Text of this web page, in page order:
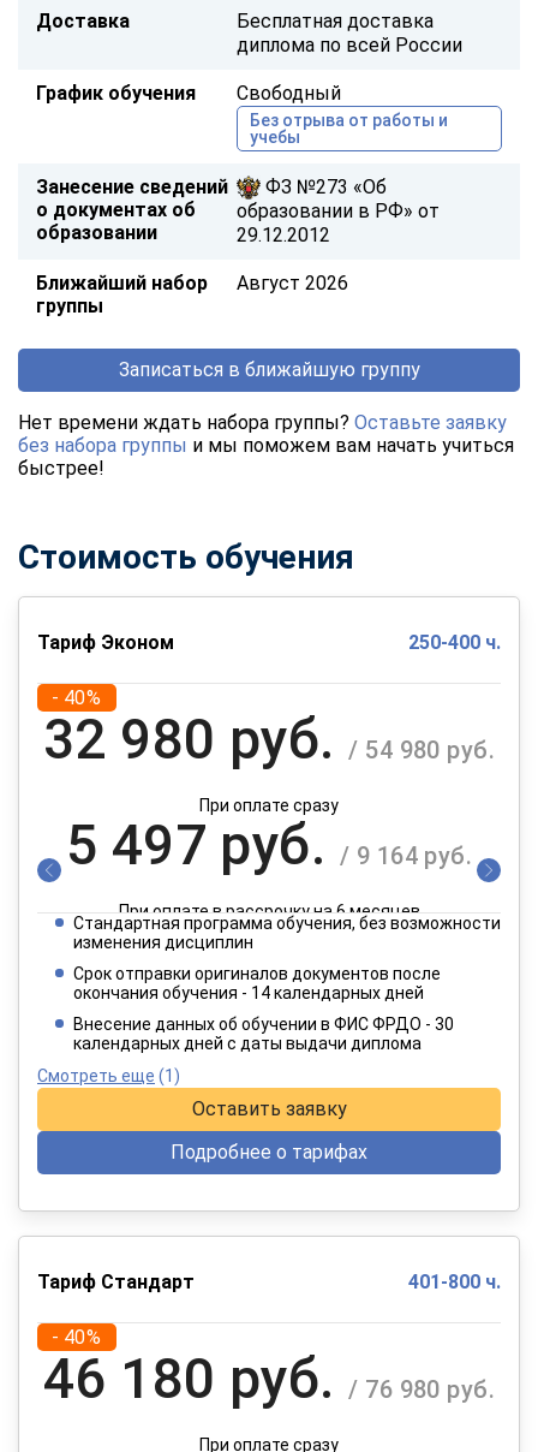
Доставка
Бесплатная доставка
диплома по всей России
График обучения Свободный
Без отрыва от работы и
учебы
Занесение сведений
о документах об
образовании
ФЗ №273 «Об
образовании в РФ» от
29.12.2012
Ближайший набор
группы
Август 2026
Записаться в ближайшую группу
Нет времени ждать набора группы? Оставьте заявку
без набора группы и мы поможем вам начать учиться
быстрее!
Стоимость обучения
Тариф Эконом 250-400 ч.
- 40%
32 980 руб. / 54 980 руб.
При оплате сразу
5 497 руб. / 9 164 руб.
При оплате в рассрочку на 6 месяцев
2 749 руб.
При оплате в рассрочку на 12 месяцев
Стандартная программа обучения, без возможности
изменения дисциплин
Срок отправки оригиналов документов после
окончания обучения - 14 календарных дней
Внесение данных об обучении в ФИС ФРДО - 30
календарных дней с даты выдачи диплома
Смотреть еще (1)
Оставить заявку
Подробнее о тарифах
Тариф Стандарт 401-800 ч.
- 40%
46 180 руб. / 76 980 руб.
При оплате сразу